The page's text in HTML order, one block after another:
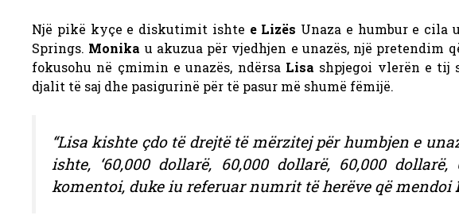
Një pikë kyçe e diskutimit ishte e Lizës Unaza e humbur e cila
Springs. Monika u akuzua për vjedhjen e unazës, një pretendim
fokusohu në çmimin e unazës, ndërsa Lisa shpjegoi vlerën e tij
djalit të saj dhe pasigurinë për të pasur më shumë fëmijë.
“Lisa kishte çdo të drejtë të mërzitej për humbjen e
ishte, ‘60,000 dollarë, 60,000 dollarë, 60,000
komentoi, duke iu referuar numrit të herëve që mendoi